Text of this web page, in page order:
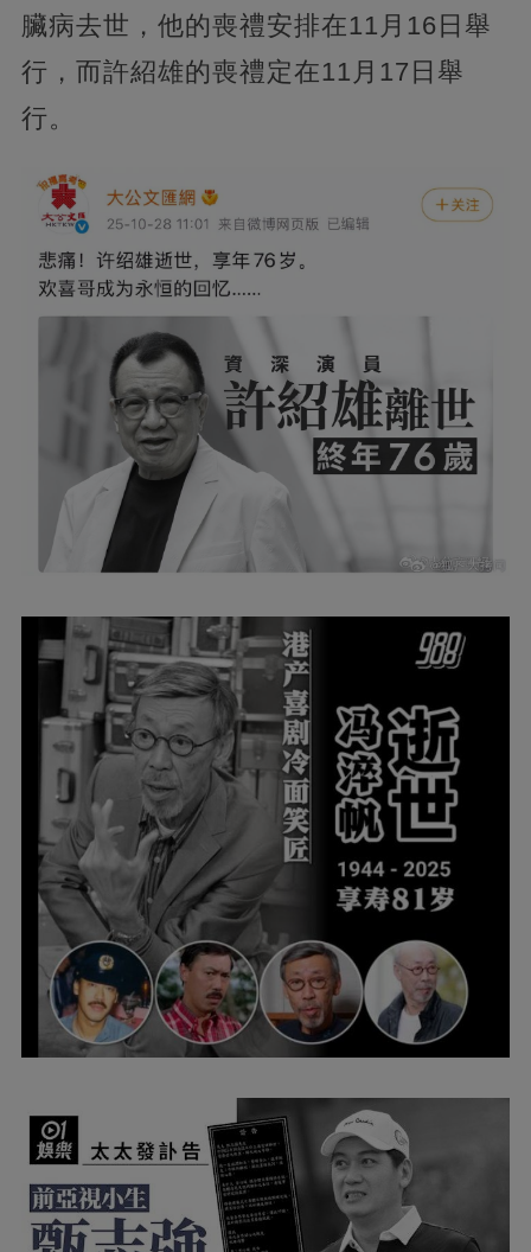
臟病去世，他的喪禮安排在11月16日舉
行，而許紹雄的喪禮定在11月17日舉
行。